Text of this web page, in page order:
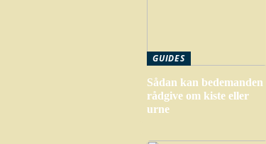
GUIDES
Sådan kan bedemanden
rådgive om kiste eller
urne